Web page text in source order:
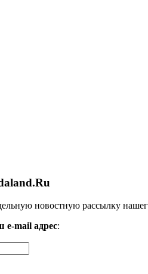
новостную рассылку
e-mail адрес: